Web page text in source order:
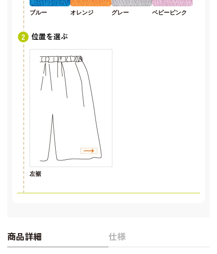
ブルー オレンジ グレー ベビーピンク
位置を選ぶ
左裾
商品詳細 仕様